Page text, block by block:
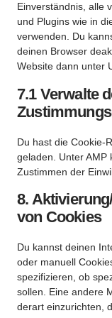
Einverständnis, alle
und Plugins wie in
verwenden. Du
deinen Browser
Website dann unter
7.1 Verwalte
Du hast die Cookie-
geladen. Unter AMP
Zustimmen der
8.
von Cookies
Du kannst deinen
oder manuell
spezifizieren, ob
sollen. Eine andere
derart einzurichten,